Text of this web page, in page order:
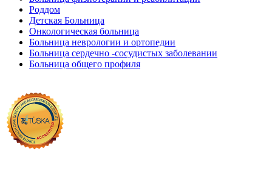
Роддом
Детская Больница
Онкологическая больница
Больница неврологии и ортопедии
Больница сердечно -сосудистых заболевании
Больница общего профиля